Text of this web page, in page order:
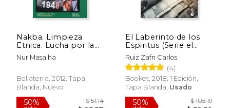
12%
dcto. $ 15.88
50%
dcto.
Nakba. Limpieza
Etnica. Lucha por la
Historia
Nur Masalha
Bellaterra, 2012, Tapa
Blanda, Nuevo
El Laberinto de los
Espiritus (Serie el
Cementerio de los
Libros Olvidados, 4)
Ruiz Zafn Carlos
(4)
Booket, 2018, 1 Edición,
Tapa Blanda, Usado